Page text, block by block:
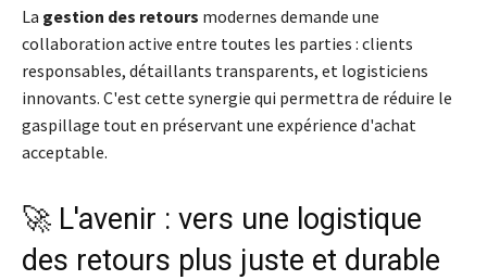
La gestion des retours modernes demande une
collaboration active entre toutes les parties : clients
responsables, détaillants transparents, et logisticiens
innovants. C'est cette synergie qui permettra de réduire le
gaspillage tout en préservant une expérience d'achat
acceptable.
🚀 L'avenir : vers une logistique
des retours plus juste et durable